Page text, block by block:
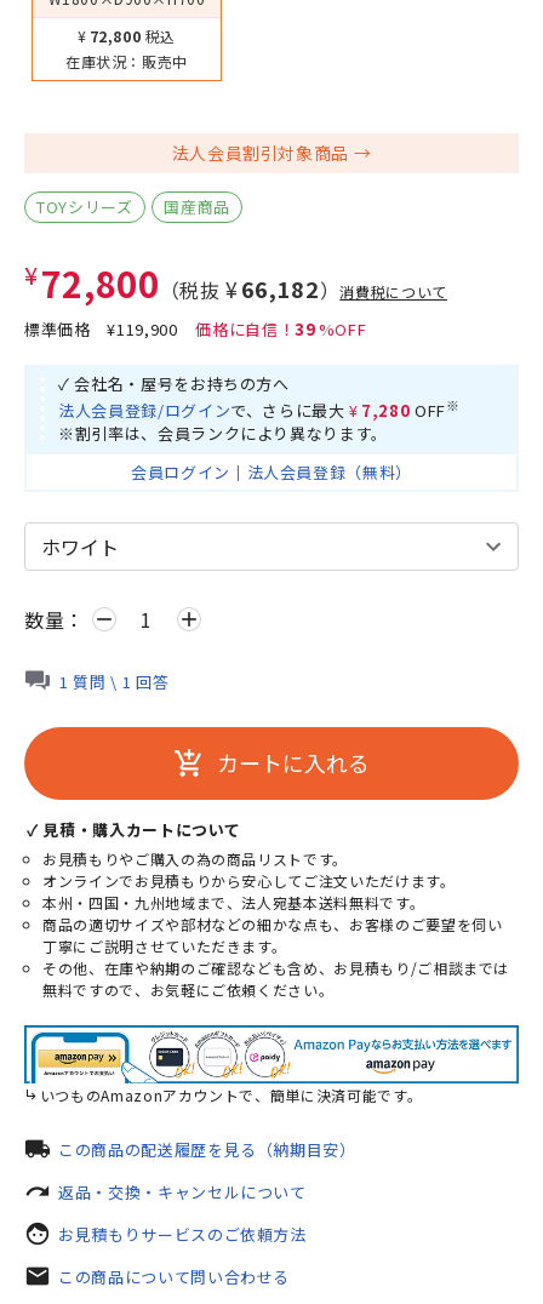
¥72,800 税込
在庫状況： 販売中
法人会員割引対象商品
TOYシリーズ 国産商品
¥72,800 （税抜 ¥66,182）消費税について
標準価格¥119,900 39
✓ 会社名・屋号をお持ちの方へ
法人会員登録/ログインで、さらに最大 ¥7,280 OFF※
※割引率は、会員ランクにより異なります。
会員ログイン ｜ 法人会員登録（無料）
数量： remove add
1 質問 \ 1 回答
add_shopping_cart カートに入れる
✓ 見積・購入カートについて
お見積もりやご購入の為の商品リストです。
オンラインでお見積もりから安心してご注文いただけます。
本州・四国・九州地域まで、法人宛基本送料無料です。
商品の適切サイズや部材などの細かな点も、お客様のご要望を伺い
丁寧にご説明させていただきます。
その他、在庫や納期のご確認なども含め、お見積もり/ご相談までは
無料ですので、お気軽にご依頼ください。
いつものAmazonアカウントで、簡単に決済可能です。
local_shipping この商品の配送履歴を見る（納期目安）
redo 返品・交換・キャンセルについて
face お見積もりサービスのご依頼方法
mail この商品について問い合わせる